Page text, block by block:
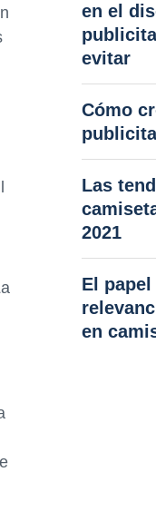
en el
evitar
Cómo
Las
2021
El
en